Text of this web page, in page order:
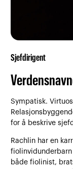
Sjefdirigent
Sympatisk.
for å beskrive
Rachlin har en
både fiolinist,